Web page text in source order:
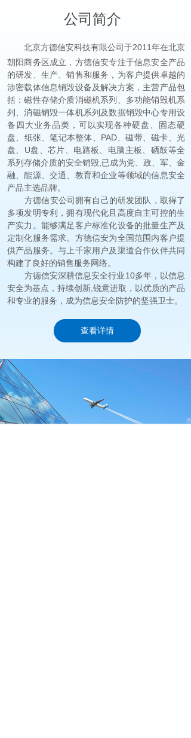
北京方德信安科技有限公司于2011年在北京
朝阳商务区成立，方德信安专注于信息安全产品
的研发、生产、销售和服务，为客户提供卓越的
涉密载体信息销毁设备及解决方案，主营产品包
括：磁性存储介质消磁机系列、多功能销毁机系
列、消磁销毁一体机系列及数据销毁中心专用设
备四大业务品类，可以实现各种硬盘、固态硬
盘、纸张、笔记本整体、PAD、磁带、磁卡、光
盘、U盘、芯片、电路板、电脑主板、硒鼓等全
系列存储介质的安全销毁,已成为党、政、军、金
融、能源、交通、教育和企业等领域的信息安全
产品主选品牌。
方德信安公司拥有自己的研发团队，取得了
多项发明专利，拥有现代化且高度自主可控的生
产实力。能够满足客户标准化设备的批量生产及
定制化服务需求。方德信安为全国范围内客户提
供产品服务。与上千家用户及渠道合作伙伴共同
构建了良好的销售服务网络。
方德信安深耕信息安全行业10多年，以信息
安全为基点，持续创新,锐意进取，以优质的产品
和专业的服务，成为信息安全防护的坚强卫士。
公司简介
查看详情